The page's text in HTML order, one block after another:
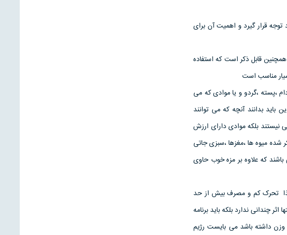
قرار گیرد و اهمیت آن برای
همچنین قابل ذکر است که استفاده
مناسب است
،پسته ،گردو و یا موادی که می
مصرف کرد مانند پنیر ،کره ،مربا و تخم مرغ تشکیل می شود 0 والدین باید بدانند آنچه که می توانند
نیستند بلکه موادی دارای ارزش
شده میوه ها ،مغزها ،سبزی جاتی
ی باشند که علاوه بر مزه خوب حاوی
)افراط در مصرف غذا تحرک کم و مصرف بیش از حد
ضد اشتها اثر چندانی ندارد بلکه باید برنامه
وزن داشته باشد می بایست رژیم